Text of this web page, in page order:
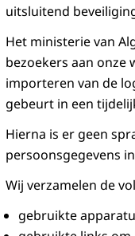
uitsluitend
Het ministerie van
bezoekers aan onze
importeren van de
gebeurt in een
Hierna is er geen
persoonsgegevens
Wij verzamelen de
gebruikte